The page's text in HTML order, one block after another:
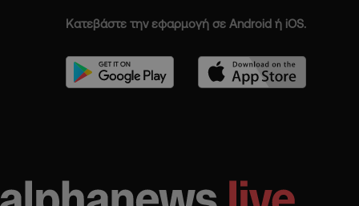
Κατεβάστε την εφαρμογή σε Android ή iOS.